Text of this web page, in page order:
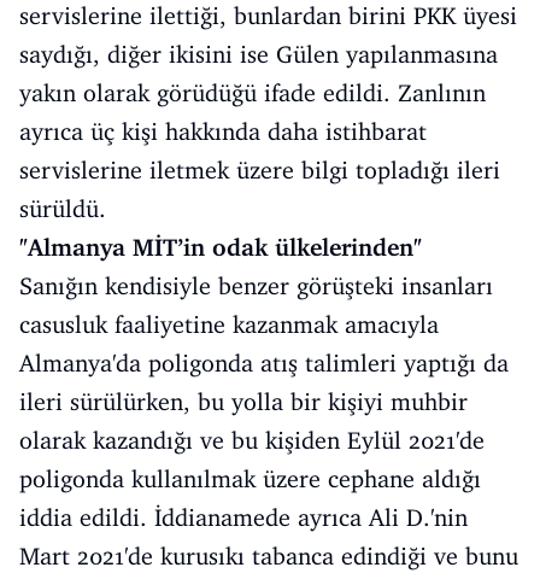
servislerine ilettiği, bunlardan birini PKK üyesi
saydığı, diğer ikisini ise Gülen yapılanmasına
yakın olarak görüdüğü ifade edildi. Zanlının
ayrıca üç kişi hakkında daha istihbarat
servislerine iletmek üzere bilgi topladığı ileri
sürüldü.
"Almanya MİT’in odak ülkelerinden"
Sanığın kendisiyle benzer görüşteki insanları
casusluk faaliyetine kazanmak amacıyla
Almanya'da poligonda atış talimleri yaptığı da
ileri sürülürken, bu yolla bir kişiyi muhbir
olarak kazandığı ve bu kişiden Eylül 2021'de
poligonda kullanılmak üzere cephane aldığı
iddia edildi. İddianamede ayrıca Ali D.'nin
Mart 2021'de kurusıkı tabanca edindiği ve bunu